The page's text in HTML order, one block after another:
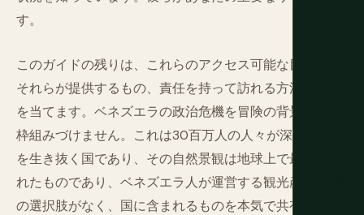
す。
このガイドの残りは、これらのアクセス可能な目的地、
それらが提供するもの、責任を持って訪れる方法に焦点
を当てます。ベネズエラの政治危機を冒険の背景として
枠組みづけません。これは30百万人の人々が深刻な状況
を生き抜く国であり、その自然景観は地球上で最も並外
れたものであり、ベネズエラ人が運営する観光産業 — 他
の選択肢がなく、国に含まれるものを本気で共有したい